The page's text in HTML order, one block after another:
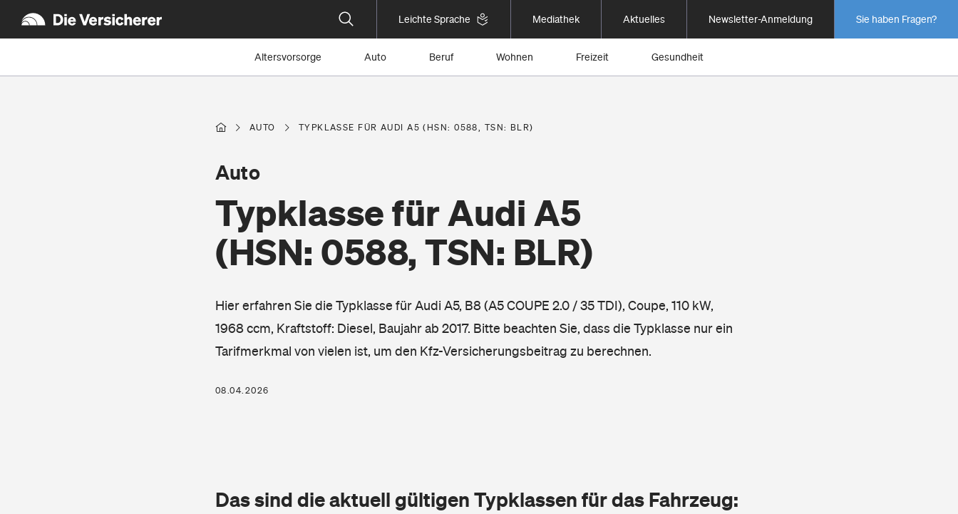
Leichte Sprache Mediathek Aktuelles Newsletter-Anmeldung Sie haben Fragen?
Altersvorsorge Auto Beruf Wohnen Freizeit Gesundheit
AUTO TYPKLASSE FÜR AUDI A5 (HSN: 0588, TSN: BLR)
Typklasse für Audi A5
(HSN: 0588, TSN: BLR)
Auto
Hier erfahren Sie die Typklasse für Audi A5, B8 (A5 COUPE 2.0 / 35 TDI), Coupe, 110 kW,
1968 ccm, Kraftstoff: Diesel, Baujahr ab 2017. Bitte beachten Sie, dass die Typklasse nur ein
Tarifmerkmal von vielen ist, um den Kfz-Versicherungsbeitrag zu berechnen.
08.04.2026
Das sind die aktuell gültigen Typklassen für das Fahrzeug: